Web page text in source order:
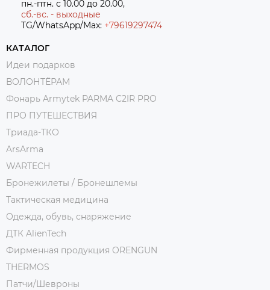
пн.-птн. с 10.00 до 20.00,
сб.-вс. - выходные
TG/WhatsApp/Max: +79619297474
КАТАЛОГ
Идеи подарков
ВОЛОНТЁРАМ
Фонарь Armytek PARMA C2IR PRO
ПРО ПУТЕШЕСТВИЯ
Триада-ТКО
ArsArma
WARTECH
Бронежилеты / Бронешлемы
Тактическая медицина
Одежда, обувь, снаряжение
ДТК AlienTech
Фирменная продукция ORENGUN
THERMOS
Патчи/Шевроны